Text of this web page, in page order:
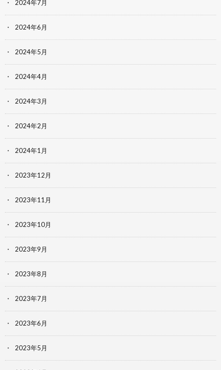
2024年7月
2024年6月
2024年5月
2024年4月
2024年3月
2024年2月
2024年1月
2023年12月
2023年11月
2023年10月
2023年9月
2023年8月
2023年7月
2023年6月
2023年5月